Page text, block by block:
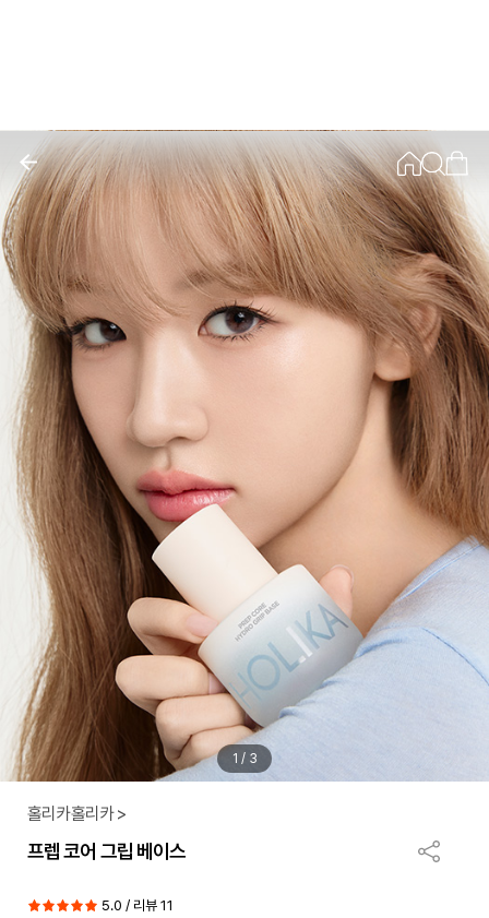
1 / 3
홀리카홀리카 >
프렙 코어 그립 베이스
5.0 / 리뷰 11